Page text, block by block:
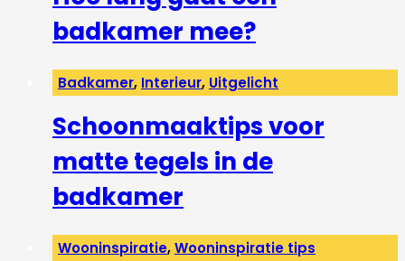
badkamer mee?
Badkamer, Interieur, Uitgelicht
Schoonmaaktips voor
matte tegels in de
badkamer
Wooninspiratie,Wooninspiratie tips